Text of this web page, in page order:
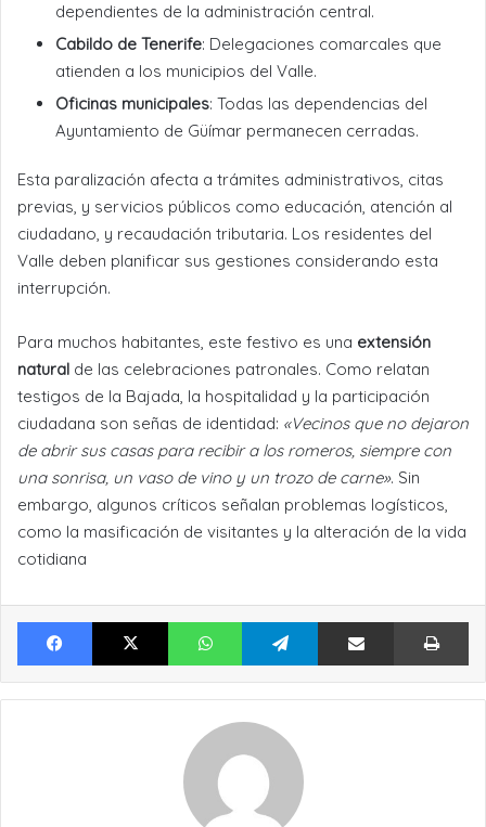
dependientes de la administración central.
Cabildo de Tenerife: Delegaciones comarcales que
atienden a los municipios del Valle.
Oficinas municipales: Todas las dependencias del
Ayuntamiento de Güímar permanecen cerradas.
Esta paralización afecta a trámites administrativos, citas
previas, y servicios públicos como educación, atención al
ciudadano, y recaudación tributaria. Los residentes del
Valle deben planificar sus gestiones considerando esta
interrupción.
Para muchos habitantes, este festivo es una extensión
natural de las celebraciones patronales. Como relatan
testigos de la Bajada, la hospitalidad y la participación
ciudadana son señas de identidad: «Vecinos que no dejaron
de abrir sus casas para recibir a los romeros, siempre con
una sonrisa, un vaso de vino y un trozo de carne». Sin
embargo, algunos críticos señalan problemas logísticos,
como la masificación de visitantes y la alteración de la vida
cotidiana
Facebook X WhatsApp Telegram Compartir por Email